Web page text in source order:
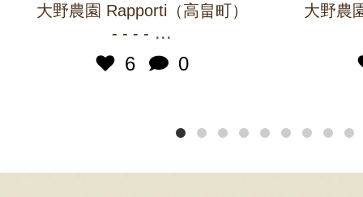
大野農園 Rapporti（高畠町）
- - - - ...
6
0
大野農